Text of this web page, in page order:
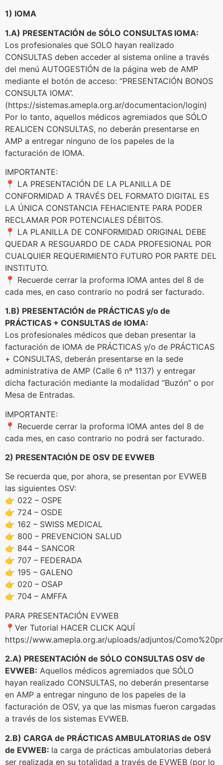
1) IOMA
1.A) PRESENTACIÓN de SÓLO CONSULTAS IOMA:
Los profesionales que SOLO hayan realizado
CONSULTAS deben acceder al sistema online a través
del menú AUTOGESTIÓN de la página web de AMP
mediante el botón de acceso: “PRESENTACIÓN BONOS
CONSULTA IOMA”.
(https://sistemas.amepla.org.ar/documentacion/login)
Por lo tanto, aquellos médicos agremiados que SÓLO
REALICEN CONSULTAS, no deberán presentarse en
AMP a entregar ninguno de los papeles de la
facturación de IOMA.
IMPORTANTE:
📍 LA PRESENTACIÓN DE LA PLANILLA DE
CONFORMIDAD A TRAVÉS DEL FORMATO DIGITAL ES
LA ÚNICA CONSTANCIA FEHACIENTE PARA PODER
RECLAMAR POR POTENCIALES DÉBITOS.
📍 LA PLANILLA DE CONFORMIDAD ORIGINAL DEBE
QUEDAR A RESGUARDO DE CADA PROFESIONAL POR
CUALQUIER REQUERIMIENTO FUTURO POR PARTE DEL
INSTITUTO.
📍 Recuerde cerrar la proforma IOMA antes del 8 de
cada mes, en caso contrario no podrá ser facturado.
1.B) PRESENTACIÓN de PRÁCTICAS y/o de
PRÁCTICAS + CONSULTAS de IOMA:
Los profesionales médicos que deban presentar la
facturación de IOMA de PRÁCTICAS y/o de PRÁCTICAS
+ CONSULTAS, deberán presentarse en la sede
administrativa de AMP (Calle 6 nº 1137) y entregar
dicha facturación mediante la modalidad “Buzón” o por
Mesa de Entradas.
IMPORTANTE:
📍 Recuerde cerrar la proforma IOMA antes del 8 de
cada mes, en caso contrario no podrá ser facturado.
2) PRESENTACIÓN DE OSV DE EVWEB
Se recuerda que, por ahora, se presentan por EVWEB
las siguientes OSV:
👉 022 – OSPE
👉 724 – OSDE
👉 162 – SWISS MEDICAL
👉 800 – PREVENCION SALUD
👉 844 – SANCOR
👉 707 – FEDERADA
👉 195 – GALENO
👉 020 – OSAP
👉 704 – AMFFA
PARA PRESENTACIÓN EVWEB
📍Ver Tutorial HACER CLICK AQUÍ
https://www.amepla.org.ar/uploads/adjuntos/
2.A) PRESENTACIÓN de SÓLO CONSULTAS OSV de
EVWEB: Aquellos médicos agremiados que SÓLO
hayan realizado CONSULTAS, no deberán presentarse
en AMP a entregar ninguno de los papeles de la
facturación de OSV, ya que las mismas fueron cargadas
a través de los sistemas EVWEB.
2.B) CARGA de PRÁCTICAS AMBULATORIAS de OSV
de EVWEB: la carga de prácticas ambulatorias deberá
ser realizada en su totalidad a través de EVWEB (por lo